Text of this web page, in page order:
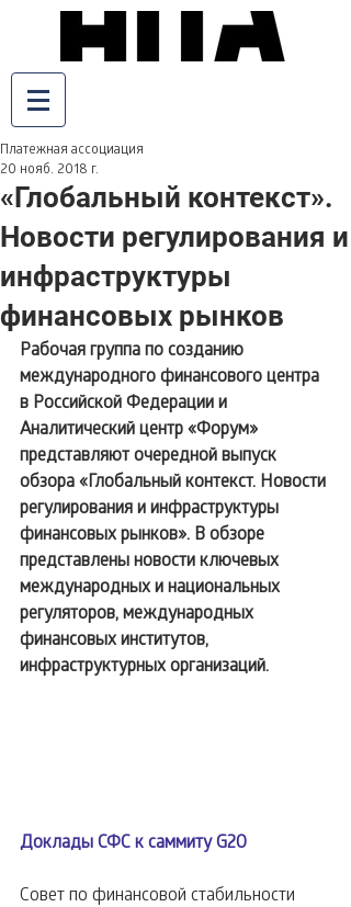
«Глобальный контекст».
Новости регулирования и
инфраструктуры
финансовых рынков
Платежная ассоциация
20 нояб. 2018 г.
Рабочая группа по созданию
международного финансового центра
в Российской Федерации и
Аналитический центр «Форум»
представляют очередной выпуск
обзора «Глобальный контекст. Новости
регулирования и инфраструктуры
финансовых рынков». В обзоре
представлены новости ключевых
международных и национальных
регуляторов, международных
финансовых институтов,
инфраструктурных организаций.
Доклады СФС к саммиту G20
Совет по финансовой стабильности